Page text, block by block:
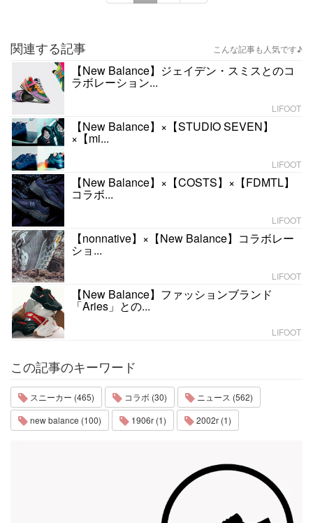
関連する記事 こんな記事も人気です♪
【New Balance】ジェイデン・スミスとのコ
ラボレーション...
LIFOOT
【New Balance】×【STUDIO SEVEN】
×【mi...
LIFOOT
【New Balance】×【COSTS】×【FDMTL】
コラボ...
LIFOOT
【nonnative】×【New Balance】コラボレー
ショ...
LIFOOT
【New Balance】ファッションブランド
「Aries」との...
LIFOOT
この記事のキーワード
スニーカー (465) コラボ (30)
ニュース (562)
new balance (100)
1906r (1) 2002r (1)